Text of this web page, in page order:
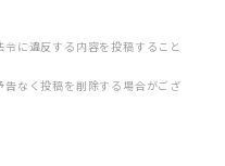
に違反する内容を投稿すること
なく投稿を削除する場合がござ